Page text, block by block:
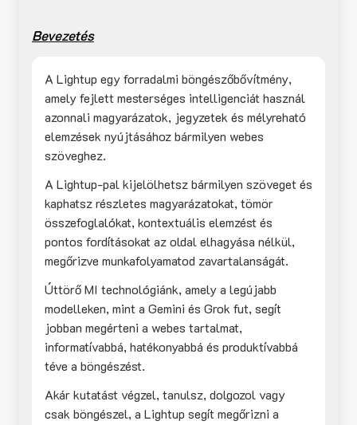
Bevezetés
A Lightup egy forradalmi böngészőbővítmény,
amely fejlett mesterséges intelligenciát használ
azonnali magyarázatok, jegyzetek és mélyreható
elemzések nyújtásához bármilyen webes
szöveghez.
A Lightup-pal kijelölhetsz bármilyen szöveget és
kaphatsz részletes magyarázatokat, tömör
összefoglalókat, kontextuális elemzést és
pontos fordításokat az oldal elhagyása nélkül,
megőrizve munkafolyamatod zavartalanságát.
Úttörő MI technológiánk, amely a legújabb
modelleken, mint a Gemini és Grok fut, segít
jobban megérteni a webes tartalmat,
informatívabbá, hatékonyabbá és produktívabbá
téve a böngészést.
Akár kutatást végzel, tanulsz, dolgozol vagy
csak böngészel, a Lightup segít megőrizni a